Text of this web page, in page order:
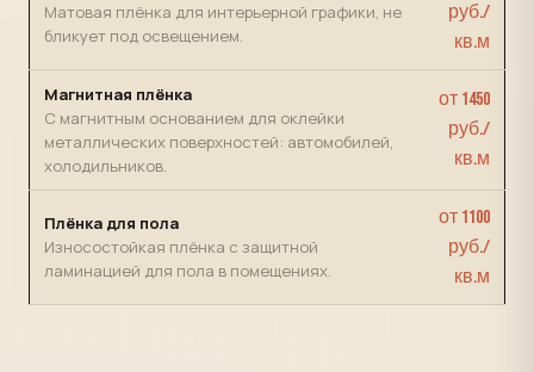
Матовая плёнка для интерьерной графики, не
бликует под освещением.
руб./
кв.м
Магнитная плёнка
С магнитным основанием для оклейки
металлических поверхностей: автомобилей,
холодильников.
от 1450
руб./
кв.м
Плёнка для пола
Износостойкая плёнка с защитной
ламинацией для пола в помещениях.
от 1100
руб./
кв.м